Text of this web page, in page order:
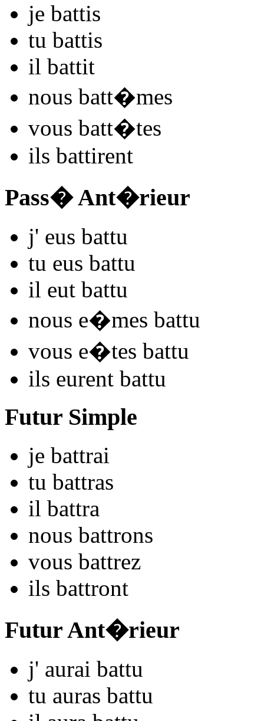
je battis
tu battis
il battit
nous batt�mes
vous batt�tes
ils battirent
Pass� Ant�rieur
j' eus battu
tu eus battu
il eut battu
nous e�mes battu
vous e�tes battu
ils eurent battu
Futur Simple
je battrai
tu battras
il battra
nous battrons
vous battrez
ils battront
Futur Ant�rieur
j' aurai battu
tu auras battu